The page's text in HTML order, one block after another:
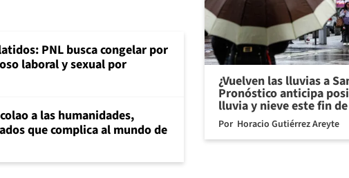
PNL busca congelar por
laboral y sexual por
a las humanidades,
que complica al mundo de
¿Vuelven las lluvias a
Pronóstico anticipa
lluvia y nieve este fin
Por Horacio Gutiérrez Areyte